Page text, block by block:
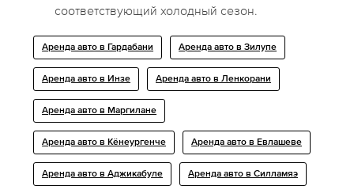
соответствующий холодный сезон.
Аренда авто в Гардабани Аренда авто в Зилупе
Аренда авто в Инзе Аренда авто в Ленкорани
Аренда авто в Маргилане
Аренда авто в Кёнеургенче Аренда авто в Евлашеве
Аренда авто в Аджикабуле Аренда авто в Силламяэ